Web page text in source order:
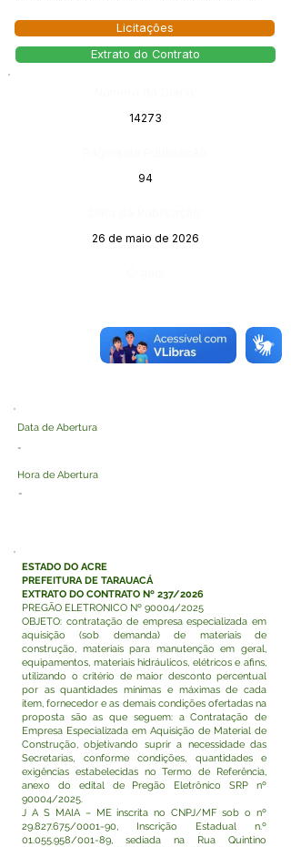
Licitações
Extrato do Contrato
14273
94
26 de maio de 2026
Data de Abertura
-
Hora de Abertura
-
ESTADO DO ACRE
PREFEITURA DE TARAUACÁ
EXTRATO DO CONTRATO Nº 237/2026
PREGÃO ELETRONICO Nº 90004/2025
OBJETO: contratação de empresa especializada em
aquisição (sob demanda) de materiais de
construção, materiais para manutenção em geral,
equipamentos, materiais hidráulicos, elétricos e afins,
utilizando o critério de maior desconto percentual
por as quantidades mínimas e máximas de cada
item, fornecedor e as demais condições ofertadas na
proposta são as que seguem: a Contratação de
Empresa Especializada em Aquisição de Material de
Construção, objetivando suprir a necessidade das
Secretarias, conforme condições, quantidades e
exigências estabelecidas no Termo de Referência,
anexo do edital de Pregão Eletrônico SRP nº
90004/2025.
J A S MAIA – ME inscrita no CNPJ/MF sob o nº
29.827.675/0001-90, Inscrição Estadual n.º
01.055.958/001-89, sediada na Rua Quintino